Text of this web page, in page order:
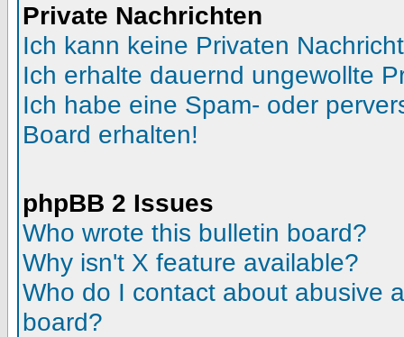
Private Nachrichten
Ich kann keine Privaten
Ich erhalte dauernd ungewollte
Ich habe eine Spam- oder
Board erhalten!
phpBB 2 Issues
Who wrote this bulletin board?
Why isn't X feature available?
Who do I contact about abusive
board?